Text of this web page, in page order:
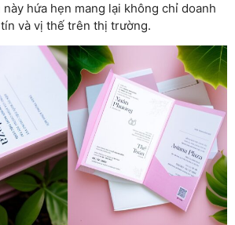
hứa hẹn mang lại không chỉ doanh
và vị thế trên thị trường.